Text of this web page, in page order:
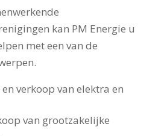
kan PM Energie u
met een van de
verkoop van elektra en
van grootzakelijke